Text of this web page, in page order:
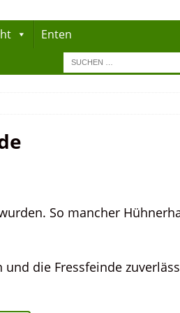
Enten
So mancher
die Fressfeinde